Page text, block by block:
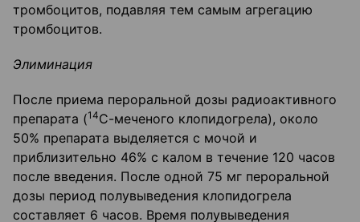
тромбоцитов, подавляя тем самым агрегацию
тромбоцитов.
Элиминация
После приема пероральной дозы радиоактивного
препарата (14С-меченого клопидогрела), около
50% препарата выделяется с мочой и
приблизительно 46% с калом в течение 120 часов
после введения. После одной 75 мг пероральной
дозы период полувыведения клопидогрела
составляет 6 часов. Время полувыведения